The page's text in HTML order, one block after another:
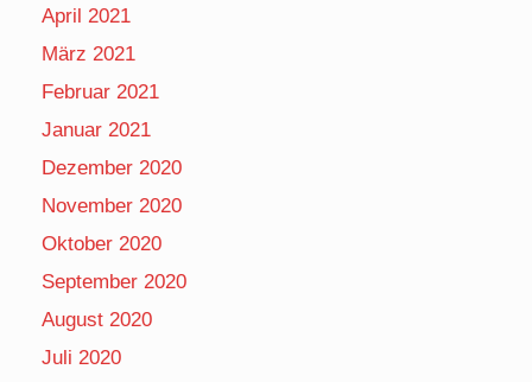
April 2021
März 2021
Februar 2021
Januar 2021
Dezember 2020
November 2020
Oktober 2020
September 2020
August 2020
Juli 2020